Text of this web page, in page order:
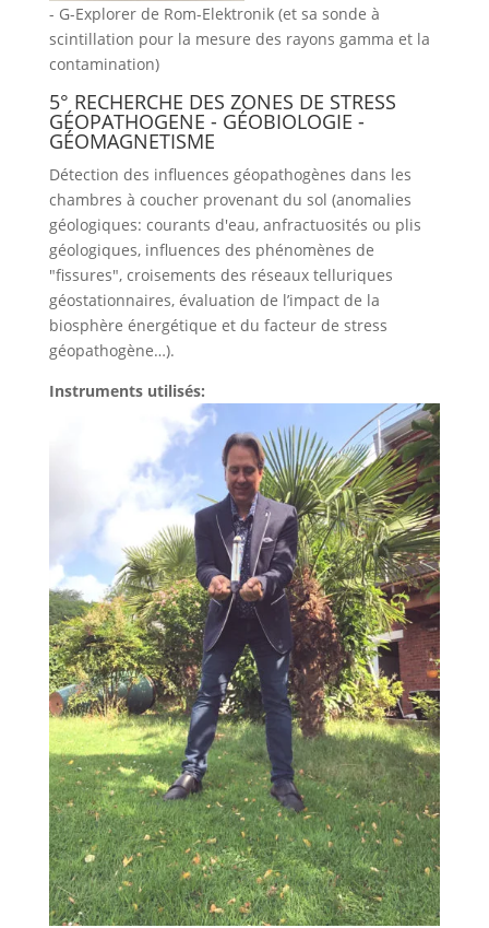
- G-Explorer de Rom-Elektronik (et sa sonde à
scintillation pour la mesure des rayons gamma et la
contamination)
5° RECHERCHE DES ZONES DE STRESS
GÉOPATHOGENE - GÉOBIOLOGIE -
GÉOMAGNETISME
Détection des influences géopathogènes dans les
chambres à coucher provenant du sol (anomalies
géologiques: courants d'eau, anfractuosités ou plis
géologiques, influences des phénomènes de
"fissures", croisements des réseaux telluriques
géostationnaires, évaluation de l’impact de la
biosphère énergétique et du facteur de stress
géopathogène…).
Instruments utilisés: